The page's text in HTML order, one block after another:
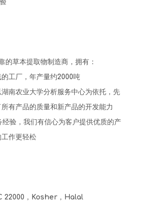
的草本提取物制造商，拥有：
工厂，年产量约2000吨
南农业大学分析服务中心为依托，先
有产品的质量和新产品的开发能力
经验，我们有信心为客户提供优质的产
作更轻松
22000，Kosher，Halal